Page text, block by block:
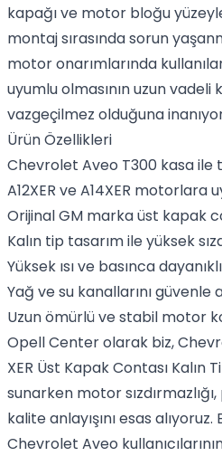
kapağı ve motor bloğu
montaj sırasında sorun
motor onarımlarında
uyumlu olmasının uzun vadeli
vazgeçilmez olduğuna
Ürün Özellikleri
Chevrolet Aveo T300 kasa ile
A12XER ve A14XER motorlara
Orijinal GM marka üst kapak
Kalın tip tasarım ile yüksek
Yüksek ısı ve basınca
Yağ ve su kanallarını güvenle
Uzun ömürlü ve stabil motor
Opell Center olarak biz,
XER Üst Kapak Contası Kalın
sunarken motor
kalite anlayışını esas alıyoruz.
Chevrolet Aveo